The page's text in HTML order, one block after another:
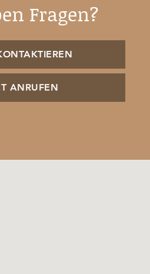
Fragen?
ANRUFEN